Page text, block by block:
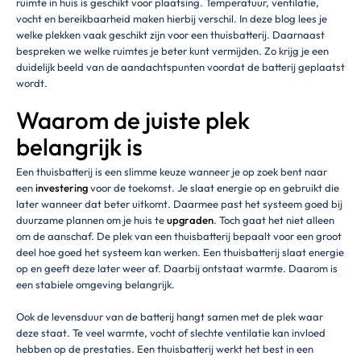
ruimte in huis is geschikt voor plaatsing. Temperatuur, ventilatie,
vocht en bereikbaarheid maken hierbij verschil. In deze blog lees je
welke plekken vaak geschikt zijn voor een thuisbatterij. Daarnaast
bespreken we welke ruimtes je beter kunt vermijden. Zo krijg je een
duidelijk beeld van de aandachtspunten voordat de batterij geplaatst
wordt.
Waarom de juiste plek
belangrijk is
Een thuisbatterij is een slimme keuze wanneer je op zoek bent naar
eeninvesteringvoor de toekomst. Je slaat energie op en gebruikt die
later wanneer dat beter uitkomt. Daarmee past het systeem goed bij
duurzame plannen om je huis teupgraden. Toch gaat het niet alleen
om de aanschaf. De plek van een thuisbatterij bepaalt voor een groot
deel hoe goed het systeem kan werken. Een thuisbatterij slaat energie
op en geeft deze later weer af. Daarbij ontstaat warmte. Daarom is
een stabiele omgeving belangrijk.
Ook de levensduur van de batterij hangt samen met de plek waar
deze staat. Te veel warmte, vocht of slechte ventilatie kan invloed
hebben op de prestaties. Een thuisbatterij werkt het best in een